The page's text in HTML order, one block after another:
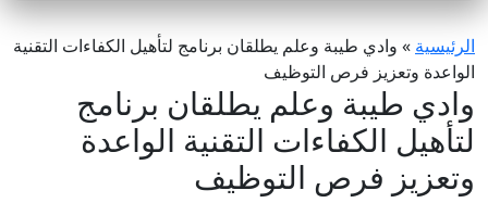
الرئيسية » وادي طيبة وعلم يطلقان برنامج لتأهيل الكفاءات التقنية
الواعدة وتعزيز فرص التوظيف
وادي طيبة وعلم يطلقان برنامج
لتأهيل الكفاءات التقنية الواعدة
وتعزيز فرص التوظيف